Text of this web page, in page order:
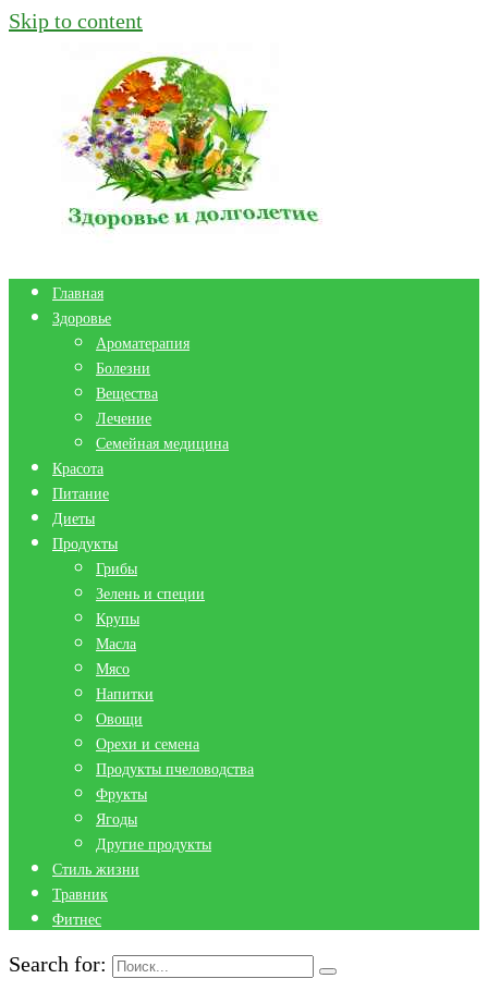
Skip to content
Главная
Здоровье
Ароматерапия
Болезни
Вещества
Лечение
Семейная медицина
Красота
Питание
Диеты
Продукты
Грибы
Зелень и специи
Крупы
Масла
Мясо
Напитки
Овощи
Орехи и семена
Продукты пчеловодства
Фрукты
Ягоды
Другие продукты
Стиль жизни
Травник
Фитнес
Search for: